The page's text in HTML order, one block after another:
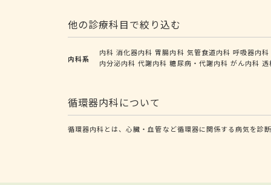
他の診療科目で絞り込む
内科系
内科 消化器内科 胃腸内科 気管食道内科 呼吸器内科
内分泌内科 代謝内科 糖尿病・代謝内科 がん内科 透
循環器内科について
循環器内科とは、心臓・血管など循環器に関係する病気を診